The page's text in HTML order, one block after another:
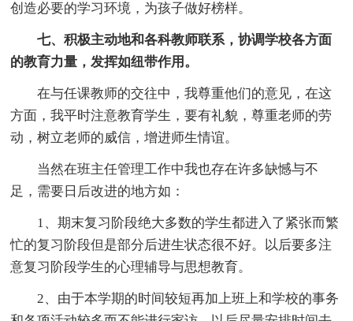
创造必要的学习环境，为孩子做好榜样。
七、积极主动地和各科教师联系，协调学校各方面
的教育力量，发挥如纽带作用。
在与任课教师的交往中，我尊重他们的意见，在这
方面，我平时注意教育学生，要有礼貌，尊重老师的劳
动，树立老师的威信，增进师生情谊。
当然在班主任管理工作中我也存在许多缺憾与不
足，需要日后改进的地方如：
1、期末复习阶段绝大多数的学生都进入了紧张而繁
忙的复习阶段但是部分后进生状态很不好。以后要多注
意复习阶段学生的心理辅导与思想教育。
2、由于本学期的时间较短再加上班上和学校的事务